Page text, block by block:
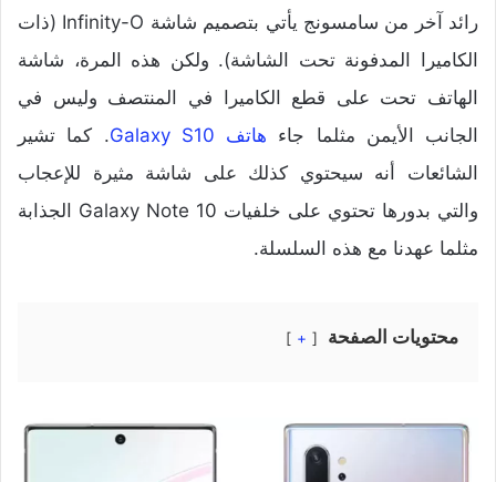
رائد آخر من سامسونج يأتي بتصميم شاشة Infinity-O (ذات
الكاميرا المدفونة تحت الشاشة). ولكن هذه المرة، شاشة
الهاتف تحت على قطع الكاميرا في المنتصف وليس في
الجانب الأيمن مثلما جاء هاتف Galaxy S10
. كما تشير
الشائعات أنه سيحتوي كذلك على شاشة مثيرة للإعجاب
والتي بدورها تحتوي على خلفيات Galaxy Note 10 الجذابة
مثلما عهدنا مع هذه السلسلة.
محتويات الصفحة +